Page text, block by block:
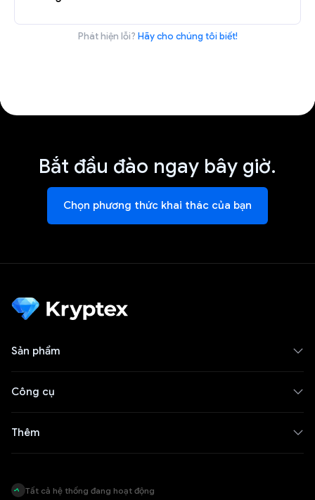
Phát hiện lỗi? Hãy cho chúng tôi biết!
Bắt đầu đào ngay bây giờ.
Chọn phương thức khai thác của bạn
Sản phẩm
Công cụ
Thêm
Tất cả hệ thống đang hoạt động